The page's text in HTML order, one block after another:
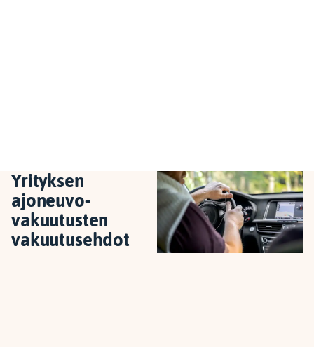
Yrityksen
ajoneuvo­
vakuutusten
vakuutusehdot